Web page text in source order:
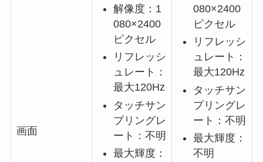
画面
解像度：1
080×2400
ピクセル
リフレッシ
ュレート：
最大120Hz
タッチサン
プリングレ
ート：不明
最大輝度：
080×2400
ピクセル
リフレッシ
ュレート：
最大120Hz
タッチサン
プリングレ
ート：不明
最大輝度：
不明